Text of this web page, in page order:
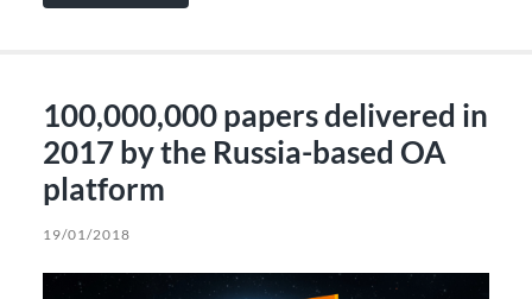
100,000,000 papers delivered in
2017 by the Russia-based OA
platform
19/01/2018